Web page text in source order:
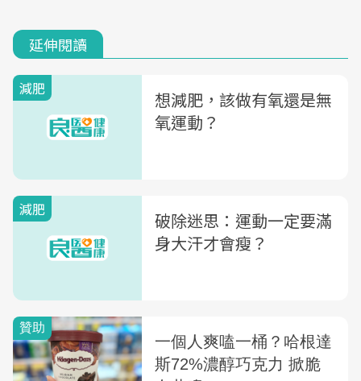
延伸閱讀
減肥
想減肥，該做有氧還是無
氧運動？
減肥
破除迷思：運動一定要滿
身大汗才會瘦？